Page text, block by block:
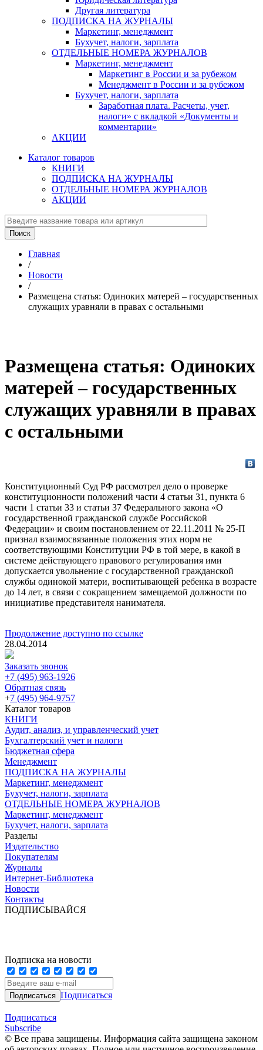
Другая литература
ПОДПИСКА НА ЖУРНАЛЫ
Маркетинг, менеджмент
Бухучет, налоги, зарплата
ОТДЕЛЬНЫЕ НОМЕРА ЖУРНАЛОВ
Маркетинг, менеджмент
Маркетинг в России и за рубежом
Менеджмент в России и за рубежом
Бухучет, налоги, зарплата
Заработная плата. Расчеты, учет,
налоги» с вкладкой «Документы и
комментарии»
АКЦИИ
Каталог товаров
КНИГИ
ПОДПИСКА НА ЖУРНАЛЫ
ОТДЕЛЬНЫЕ НОМЕРА ЖУРНАЛОВ
АКЦИИ
Главная
/
Новости
/
Размещена статья: Одиноких матерей – государственных
служащих уравняли в правах с остальными
Размещена статья: Одиноких
матерей – государственных
служащих уравняли в правах
с остальными
Конституционный Суд РФ рассмотрел дело о проверке
конституционности положений части 4 статьи 31, пункта 6
части 1 статьи 33 и статьи 37 Федерального закона «О
государственной гражданской службе Российской
Федерации» и своим постановлением от 22.11.2011 № 25-П
признал взаимосвязанные положения этих норм не
соответствующими Конституции РФ в той мере, в какой в
системе действующего правового регулирования ими
допускается увольнение с государственной гражданской
службы одинокой матери, воспитывающей ребенка в возрасте
до 14 лет, в связи с сокращением замещаемой должности по
инициативе представителя нанимателя.
Продолжение доступно по ссылке
28.04.2014
Заказать звонок
+7 (495) 963-1926
Обратная связь
+7 (495) 964-9757
Каталог товаров
КНИГИ
Аудит, анализ, и управленческий учет
Бухгалтерский учет и налоги
Бюджетная сфера
Менеджмент
ПОДПИСКА НА ЖУРНАЛЫ
Маркетинг, менеджмент
Бухучет, налоги, зарплата
ОТДЕЛЬНЫЕ НОМЕРА ЖУРНАЛОВ
Маркетинг, менеджмент
Бухучет, налоги, зарплата
Разделы
Издательство
Покупателям
Журналы
Интернет-Библиотека
Новости
Контакты
ПОДПИСЫВАЙСЯ
Подписка на новости
Подписаться
Подписаться
Subscribe
© Все права защищены. Информация сайта защищена законом